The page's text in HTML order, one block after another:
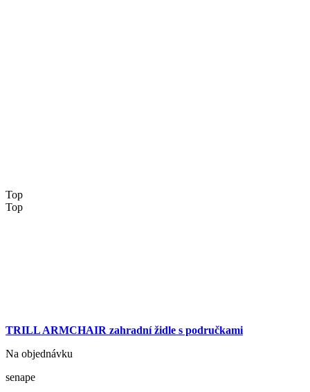
Top
Top
TRILL ARMCHAIR zahradní židle s područkami
Na objednávku
senape